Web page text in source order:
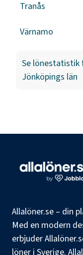
Tranås
Värnamo
Se lönestatistik
Jönköpings län
Allalöner.se – din
Med en modern
erbjuder
löner i Sverige.